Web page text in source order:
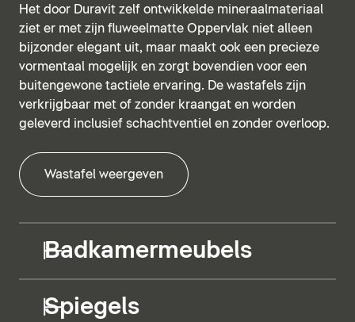
Het door Duravit zelf ontwikkelde mineraalmateriaal
ziet er met zijn fluweelmatte Oppervlak niet alleen
bijzonder elegant uit, maar maakt ook een precieze
vormentaal mogelijk en zorgt bovendien voor een
buitengewone tactiele ervaring. De wastafels zijn
verkrijgbaar met of zonder kraangat en worden
geleverd inclusief schachtventiel en zonder overloop.
Wastafel weergeven
Badkamermeubels
Spiegels